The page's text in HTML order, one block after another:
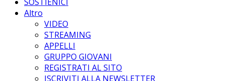
SOSTIENICI
Altro
VIDEO
STREAMING
APPELLI
GRUPPO GIOVANI
REGISTRATI AL SITO
ISCRIVITI ALLA NEWSLETTER